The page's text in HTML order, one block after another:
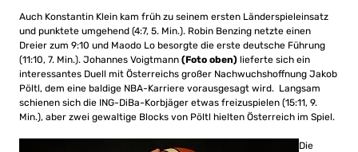
Auch Konstantin Klein kam früh zu seinem ersten Länderspieleinsatz
und punktete umgehend (4:7, 5. Min.). Robin Benzing netzte einen
Dreier zum 9:10 und Maodo Lo besorgte die erste deutsche Führung
(11:10, 7. Min.). Johannes Voigtmann (Foto oben) lieferte sich ein
interessantes Duell mit Österreichs großer Nachwuchshoffnung Jakob
Pöltl, dem eine baldige NBA-Karriere vorausgesagt wird. Langsam
schienen sich die ING-DiBa-Korbjäger etwas freizuspielen (15:11, 9.
Min.), aber zwei gewaltige Blocks von Pöltl hielten Österreich im Spiel.
Die